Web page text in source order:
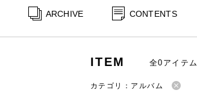
ARCHIVE CONTENTS
ITEM 全0アイテム
カテゴリ：アルバム